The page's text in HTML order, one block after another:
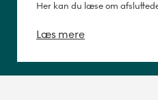
Her kan du læse om
Læs mere